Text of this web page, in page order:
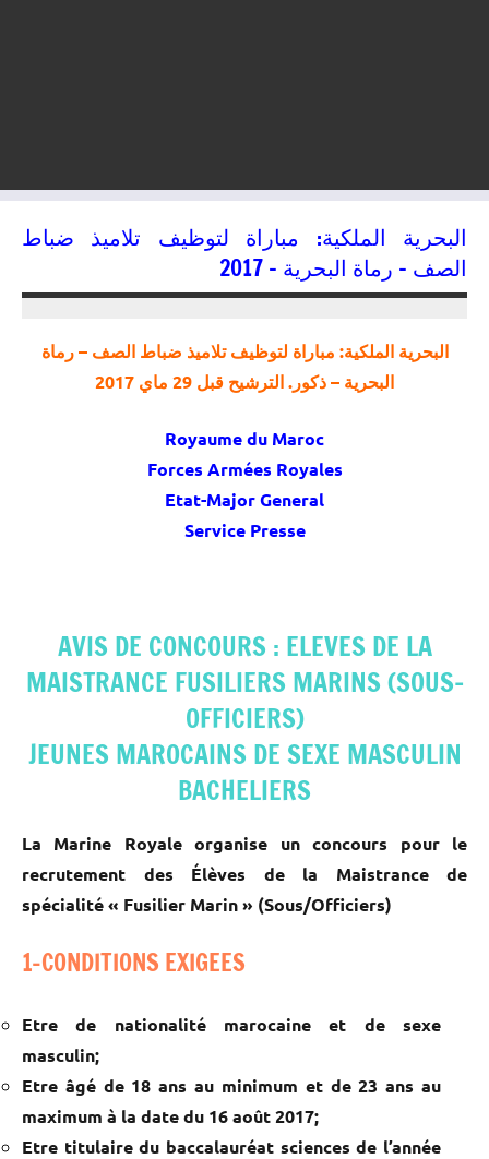
البحرية الملكية: مباراة لتوظيف تلاميذ ضباط
الصف – رماة البحرية – 2017
البحرية الملكية: مباراة لتوظيف تلاميذ ضباط الصف – رماة
البحرية – ذكور. الترشيح قبل 29 ماي 2017
Royaume du Maroc
Forces Armées Royales
Etat-Major General
Service Presse
AVIS DE CONCOURS : ELEVES DE LA
MAISTRANCE FUSILIERS MARINS (SOUS-
OFFICIERS)
JEUNES MAROCAINS DE SEXE MASCULIN
BACHELIERS
La Marine Royale organise un concours pour le
recrutement des Élèves de la Maistrance de
spécialité « Fusilier Marin » (Sous/Officiers)
1-CONDITIONS EXIGEES
Etre de nationalité marocaine et de sexe
masculin;
Etre âgé de 18 ans au minimum et de 23 ans au
maximum à la date du 16 août 2017;
Etre titulaire du baccalauréat sciences de l’année